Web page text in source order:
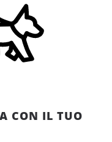
CON IL TUO